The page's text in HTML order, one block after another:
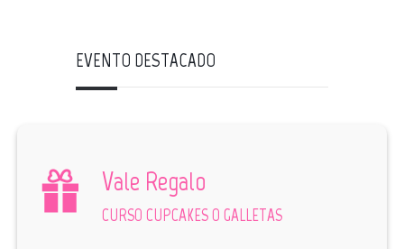
EVENTO DESTACADO
Vale Regalo
CURSO CUPCAKES O GALLETAS